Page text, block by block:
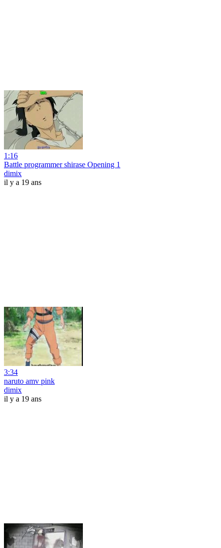
1:16
Battle programmer shirase Opening 1
dimix
il y a 19 ans
3:34
naruto amv pink
dimix
il y a 19 ans